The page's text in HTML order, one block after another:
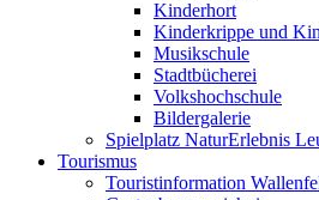
Kinderhort
Kinderkrippe und
Musikschule
Stadtbücherei
Volkshochschule
Bildergalerie
Spielplatz NaturErlebnis
Tourismus
Touristinformation